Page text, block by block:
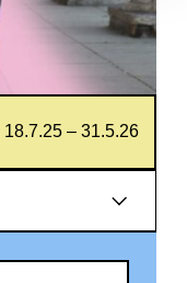
18.7.25 – 31.5.26